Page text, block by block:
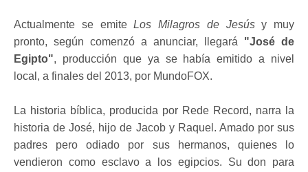
Actualmente se emiteLos Milagros de Jesúsy muy
pronto, según comenzó a anunciar, llegará "José de
Egipto", producción que ya se había emitido a nivel
local, a finales del 2013, por MundoFOX.
La historia bíblica, producida por Rede Record, narra la
historia de José, hijo de Jacob y Raquel. Amado por sus
padres pero odiado por sus hermanos, quienes lo
vendieron como esclavo a los egipcios. Su don para